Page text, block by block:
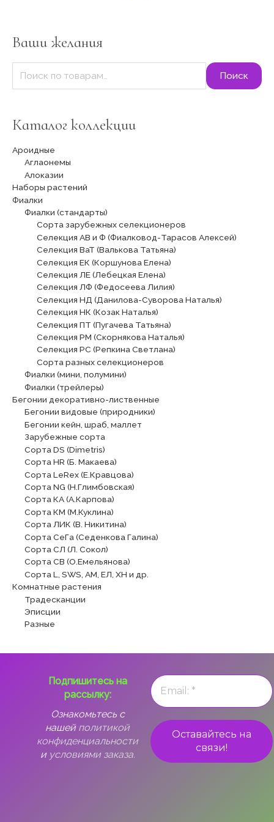
Ваши желания
ь
:
Поиск
Каталог коллекции
Ароидные
Аглаонемы
Алоказии
Наборы растений
Фиалки
Фиалки (стандарты)
Сорта зарубежных селекционеров
Селекция АВ и Ф (Фиалковод-Тарасов Алексей)
Селекция ВаТ (Валькова Татьяна)
Селекция ЕК (Коршунова Елена)
Селекция ЛЕ (Лебецкая Елена)
Селекция ЛФ (Федосеева Лилия)
Селекция НД (Данилова-Суворова Наталья)
Селекция НК (Козак Наталья)
Селекция ПТ (Пугачева Татьяна)
Селекция РМ (Скорнякова Наталья)
Селекция РС (Репкина Светлана)
Сорта разных селекционеров
Фиалки (мини, полумини)
Фиалки (трейлеры)
Бегонии декоративно-лиственные
Бегонии видовые (природники)
Бегонии кейн, шраб, маллет
Зарубежные сорта
Сорта DS (Dimetris)
Сорта HR (Б. Макаева)
Сорта LeRex (Е.Кравцова)
Сорта NG (Н.Глимбовская)
Сорта КА (А.Карпова)
Сорта КМ (М.Куклина)
Сорта ЛИК (В. Никитина)
Сорта СеГа (Седенкова Галина)
Сорта СЛ (Л. Сокол)
Сорта СВ (О.Емельянова)
Сорта L, SWS, АМ, ЕЛ, ХН и др.
Комнатные растения
Традесканции
Эписции
Разные
Подпишитесь на
рассылку:
Ознакомьтесь с
нашей политикой
конфиденциальности
и условиями заказа.